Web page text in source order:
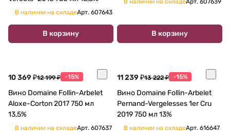
В наличии на складеАрт. 607643
В корзину
В наличии на складеАрт. 607639
В корзину
10 369 ₽12 199 ₽ -15%
Вино Domaine Follin-Arbelet
Aloxe-Corton 2017 750 мл
13,5%
В наличии на складеАрт. 607637
11 239 ₽13 222 ₽ -15%
Вино Domaine Follin-Arbelet
Pernand-Vergelesses 1er Cru
2019 750 мл 13%
В наличии на складеАрт. 616647